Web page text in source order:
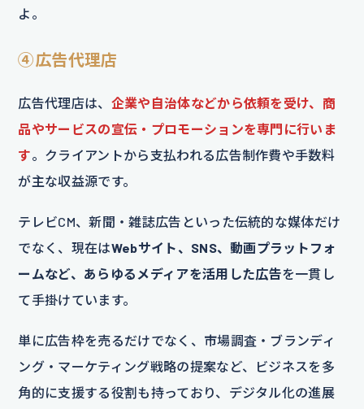
よ。
④広告代理店
広告代理店は、 企業や自治体などから依頼を受け、商
品やサービスの宣伝・プロモーションを専門に行いま
す。クライアントから支払われる広告制作費や手数料
が主な収益源です。
テレビCM、新聞・雑誌広告といった伝統的な媒体だけ
でなく、現在はWebサイト、SNS、動画プラットフォ
ームなど、あらゆるメディアを活用した広告を一貫し
て手掛けています。
単に広告枠を売るだけでなく、市場調査・ブランディ
ング・マーケティング戦略の提案など、ビジネスを多
角的に支援する役割も持っており、デジタル化の進展